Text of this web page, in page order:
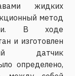
жидких
метод
В ходе
и изготовлен
датчик
определено,